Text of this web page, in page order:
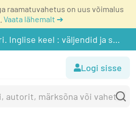
raamatuvahetus on uus võimalus
Vaata lähemalt ➔
Rahvusvaheline äri. Inglise keel : väljendid ja sõnavara
Logi sisse